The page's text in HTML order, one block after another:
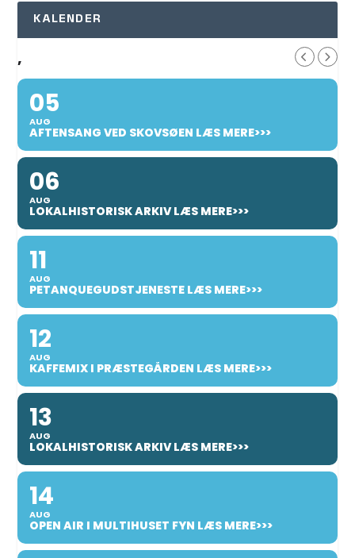
KALENDER
,
05
AUG
AFTENSANG VED SKOVSØEN LÆS MERE>>>
06
AUG
LOKALHISTORISK ARKIV LÆS MERE>>>
11
AUG
PETANQUEGUDSTJENESTE LÆS MERE>>>
12
AUG
KAFFEMIX I PRÆSTEGÅRDEN LÆS MERE>>>
13
AUG
LOKALHISTORISK ARKIV LÆS MERE>>>
14
AUG
OPEN AIR I MULTIHUSET FYN LÆS MERE>>>